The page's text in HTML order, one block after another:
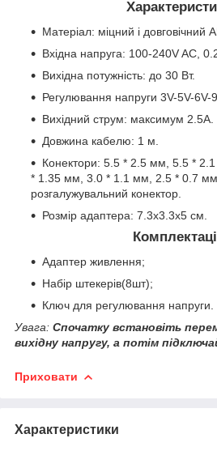
Матеріал: міцний і довговічний
Вхідна напруга: 100-240V AC,
Вихідна потужність: до 30 Вт.
Регулювання напруги 3V-5V-6V-
Вихідний струм: максимум 2.5А.
Довжина кабелю: 1 м.
Конектори: 5.5 * 2.5 мм, 5.5 *
* 1.35 мм, 3.0 * 1.1 мм, 2.5 * 0.7
розгалужувальний конектор.
Розмір адаптера: 7.3х3.3х5 см.
Адаптер живлення;
Набір штекерів(8шт);
Ключ для регулювання напруги.
Увага: Спочатку встановіть
вихідну напругу, а потім
Приховати
Характеристики